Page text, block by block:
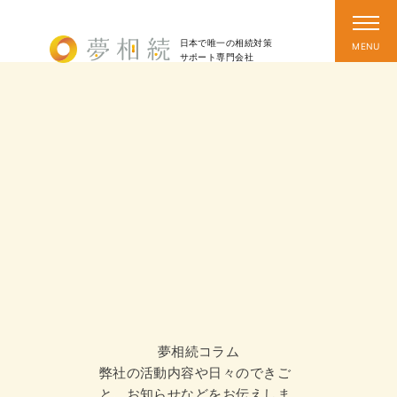
日本で唯一の相続対策
サポート専門会社
夢相続コラム
弊社の活動内容や日々のできご